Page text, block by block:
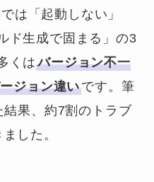
は「起動しない」
ド生成で固まる」の3
くはバージョン不一
ジョン違いです。筆
果、約7割のトラブ
した。